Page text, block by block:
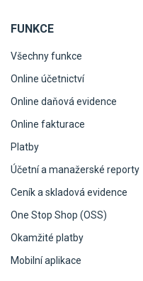
FUNKCE
Všechny funkce
Online účetnictví
Online daňová evidence
Online fakturace
Platby
Účetní a manažerské reporty
Ceník a skladová evidence
One Stop Shop (OSS)
Okamžité platby
Mobilní aplikace